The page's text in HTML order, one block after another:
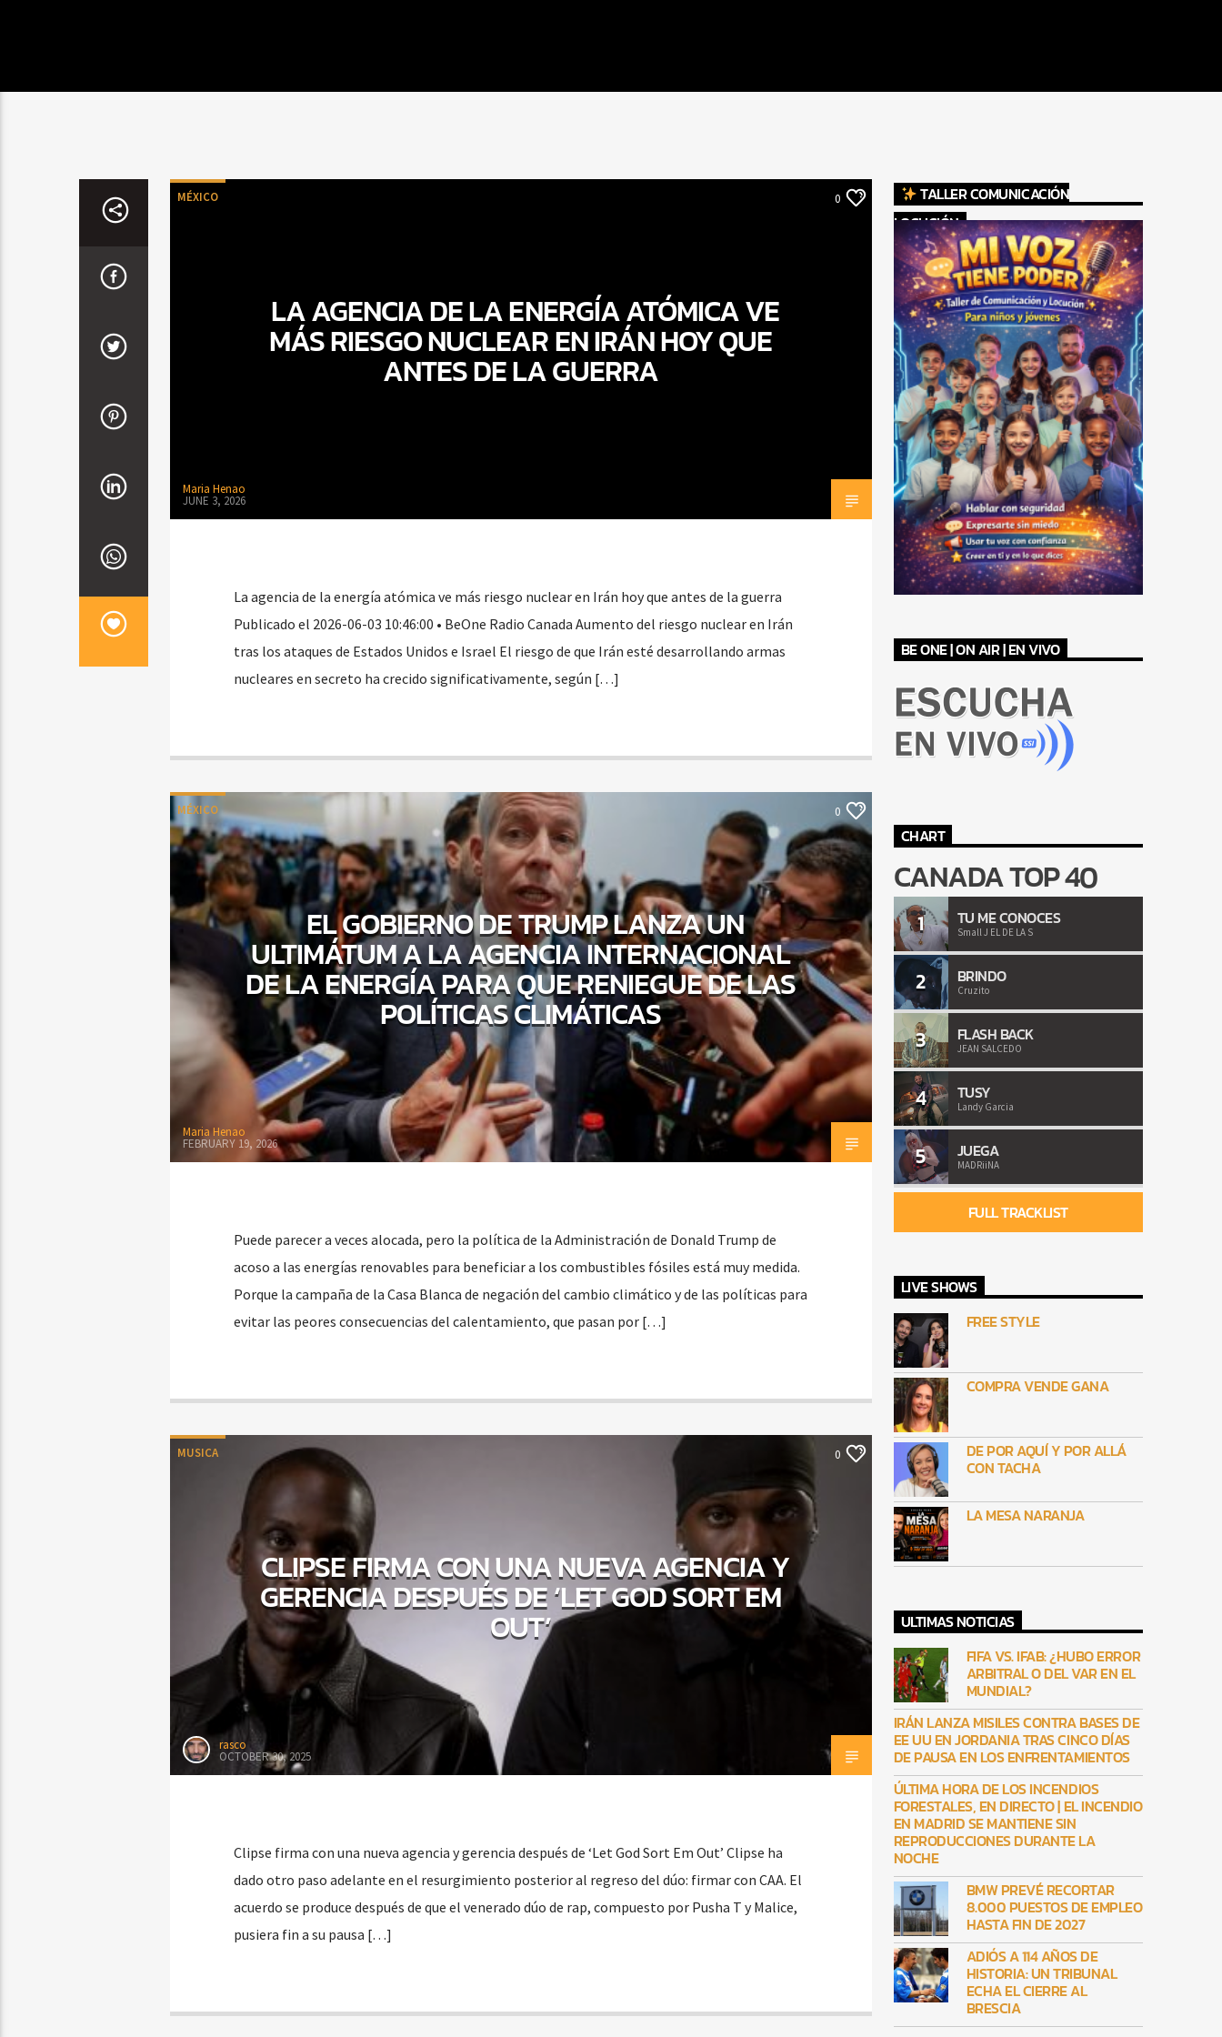
MÉXICO 0
LA AGENCIA DE LA ENERGÍA ATÓMICA VE
MÁS RIESGO NUCLEAR EN IRÁN HOY QUE
ANTES DE LA GUERRA
Maria Henao
JUNE 3, 2026
La agencia de la energía atómica ve más riesgo nuclear en Irán hoy que antes de la guerra
Publicado el 2026-06-03 10:46:00 • BeOne Radio Canada Aumento del riesgo nuclear en Irán
tras los ataques de Estados Unidos e Israel El riesgo de que Irán esté desarrollando armas
nucleares en secreto ha crecido significativamente, según […]
MÉXICO 0
EL GOBIERNO DE TRUMP LANZA UN
ULTIMÁTUM A LA AGENCIA INTERNACIONAL
DE LA ENERGÍA PARA QUE RENIEGUE DE LAS
POLÍTICAS CLIMÁTICAS
Maria Henao
FEBRUARY 19, 2026
Puede parecer a veces alocada, pero la política de la Administración de Donald Trump de
acoso a las energías renovables para beneficiar a los combustibles fósiles está muy medida.
Porque la campaña de la Casa Blanca de negación del cambio climático y de las políticas para
evitar las peores consecuencias del calentamiento, que pasan por […]
MUSICA 0
CLIPSE FIRMA CON UNA NUEVA AGENCIA Y
GERENCIA DESPUÉS DE ‘LET GOD SORT EM
OUT’
rasco
OCTOBER 30, 2025
Clipse firma con una nueva agencia y gerencia después de ‘Let God Sort Em Out’ Clipse ha
dado otro paso adelante en el resurgimiento posterior al regreso del dúo: firmar con CAA. El
acuerdo se produce después de que el venerado dúo de rap, compuesto por Pusha T y Malice,
pusiera fin a su pausa […]
TALLER COMUNICACIÓN
LOCUCIÓN
BE ONE | ON AIR | EN VIVO
CHART
CANADA TOP 40
1 TU ME CONOCES
Small J EL DE LA S
2 BRINDO
Cruzito
3 FLASH BACK
JEAN SALCEDO
4 TUSY
Landy Garcia
5 JUEGA
MADRiiNA
FULL TRACKLIST
LIVE SHOWS
FREE STYLE
COMPRA VENDE GANA
DE POR AQUÍ Y POR ALLÁ
CON TACHA
LA MESA NARANJA
ULTIMAS NOTICIAS
FIFA VS. IFAB: ¿HUBO ERROR
ARBITRAL O DEL VAR EN EL
MUNDIAL?
IRÁN LANZA MISILES CONTRA BASES DE
EE UU EN JORDANIA TRAS CINCO DÍAS
DE PAUSA EN LOS ENFRENTAMIENTOS
ÚLTIMA HORA DE LOS INCENDIOS
FORESTALES, EN DIRECTO | EL INCENDIO
EN MADRID SE MANTIENE SIN
REPRODUCCIONES DURANTE LA
NOCHE
BMW PREVÉ RECORTAR
8.000 PUESTOS DE EMPLEO
HASTA FIN DE 2027
ADIÓS A 114 AÑOS DE
HISTORIA: UN TRIBUNAL
ECHA EL CIERRE AL
BRESCIA